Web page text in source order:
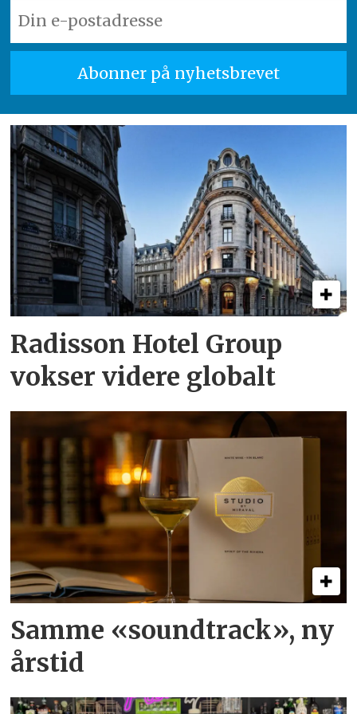
Radisson Hotel Group
vokser videre globalt
Samme «soundtrack», ny
årstid